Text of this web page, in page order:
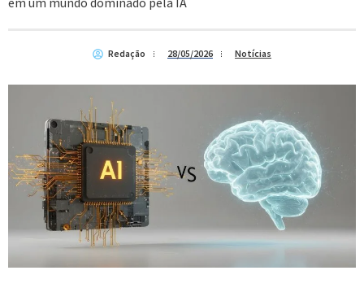
Redação 28/05/2026 Notícias